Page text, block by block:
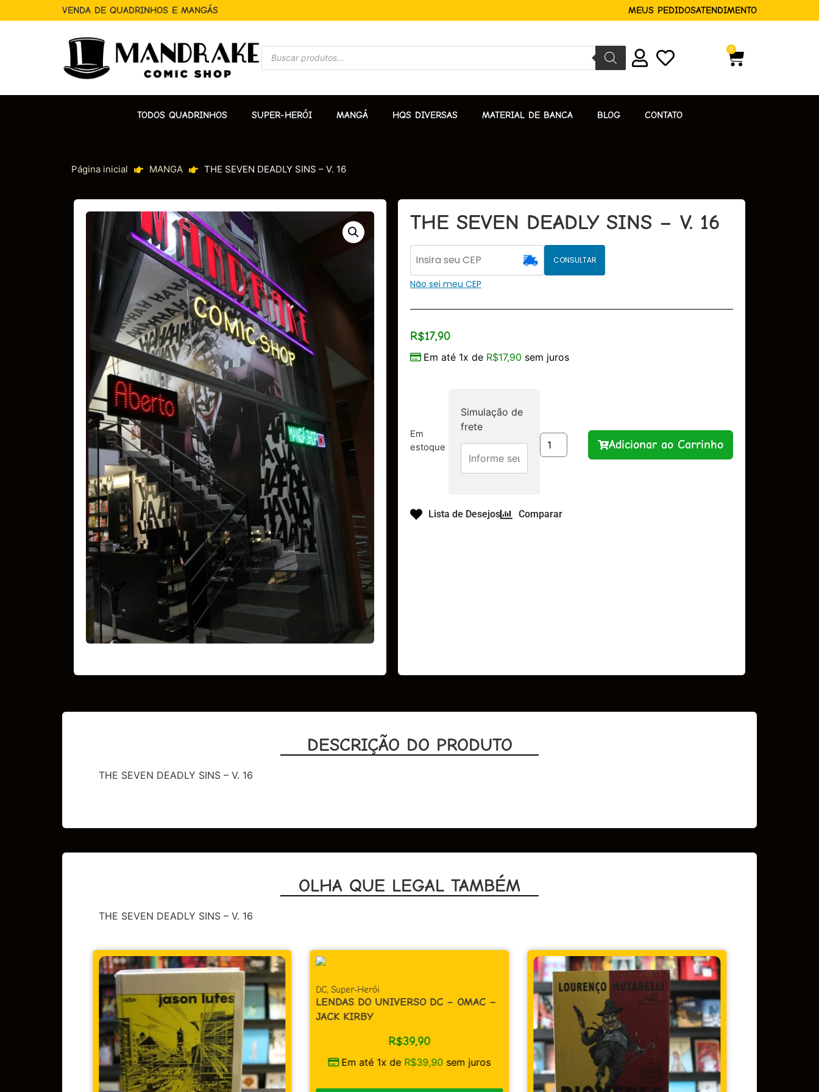
VENDA DE QUADRINHOS E MANGÁS MEUS PEDIDOSATENDIMENTO
0
TODOS QUADRINHOS SUPER-HERÓI MANGÁ HQS DIVERSAS MATERIAL DE BANCA BLOG CONTATO
Página inicial MANGA THE SEVEN DEADLY SINS – V. 16
THE SEVEN DEADLY SINS – V. 16
CONSULTAR
Não sei meu CEP
R$17,90
Em até 1x de R$17,90 sem juros
Em
estoque
Simulação de
frete
Adicionar ao Carrinho
Lista de Desejos Comparar
DESCRIÇÃO DO PRODUTO
THE SEVEN DEADLY SINS – V. 16
OLHA QUE LEGAL TAMBÉM
THE SEVEN DEADLY SINS – V. 16
DC,Super-Herói
LENDAS DO UNIVERSO DC – OMAC –
JACK KIRBY
R$39,90
Em até 1x de R$39,90 sem juros